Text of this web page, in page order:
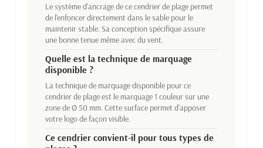
Le système d'ancrage de ce cendrier de plage permet
de l'enfoncer directement dans le sable pour le
maintenir stable. Sa conception spécifique assure
une bonne tenue même avec du vent.
Quelle est la technique de marquage
disponible ?
La technique de marquage disponible pour ce
cendrier de plage est le marquage 1 couleur sur une
zone de Ø 50 mm. Cette surface permet d'apposer
votre logo de façon visible.
Ce cendrier convient-il pour tous types de